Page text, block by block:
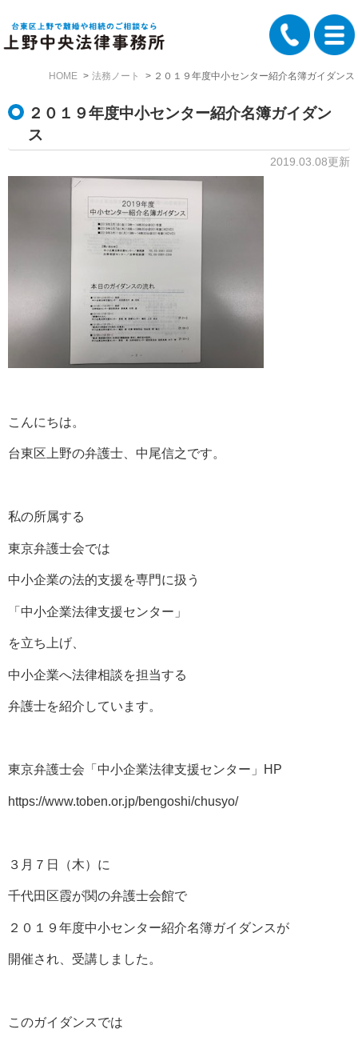
HOME 法務ノート ２０１９年度中小センター紹介名簿ガイダンス
２０１９年度中小センター紹介名簿ガイダン
ス
2019.03.08更新
こんにちは。
台東区上野の弁護士、中尾信之です。
私の所属する
東京弁護士会では
中小企業の法的支援を専門に扱う
「中小企業法律支援センター」
を立ち上げ、
中小企業へ法律相談を担当する
弁護士を紹介しています。
東京弁護士会「中小企業法律支援センター」HP
https://www.toben.or.jp/bengoshi/chusyo/
３月７日（木）に
千代田区霞が関の弁護士会館で
２０１９年度中小センター紹介名簿ガイダンスが
開催され、受講しました。
このガイダンスでは